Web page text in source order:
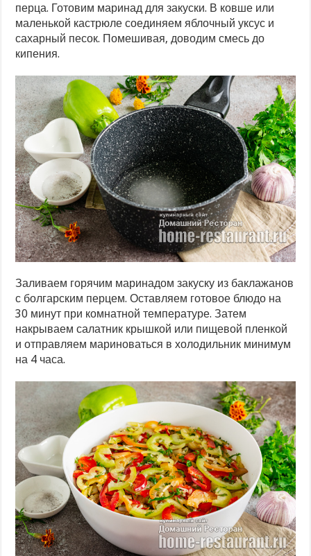
перца. Готовим маринад для закуски. В ковше или
маленькой кастрюле соединяем яблочный уксус и
сахарный песок. Помешивая, доводим смесь до
кипения.
Заливаем горячим маринадом закуску из баклажанов
с болгарским перцем. Оставляем готовое блюдо на
30 минут при комнатной температуре. Затем
накрываем салатник крышкой или пищевой пленкой
и отправляем мариноваться в холодильник минимум
на 4 часа.